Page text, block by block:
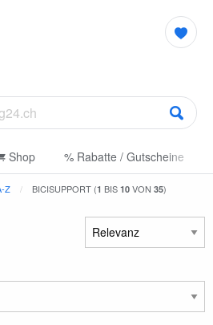
Shop % Rabatte / Gutscheine
Z BICISUPPORT (1 BIS 10 VON 35)